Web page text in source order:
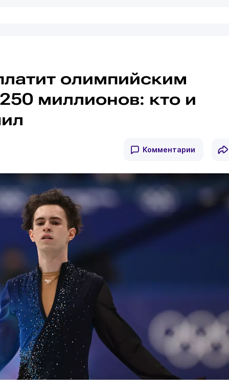
олимпийским
миллионов: кто и
Комментарии